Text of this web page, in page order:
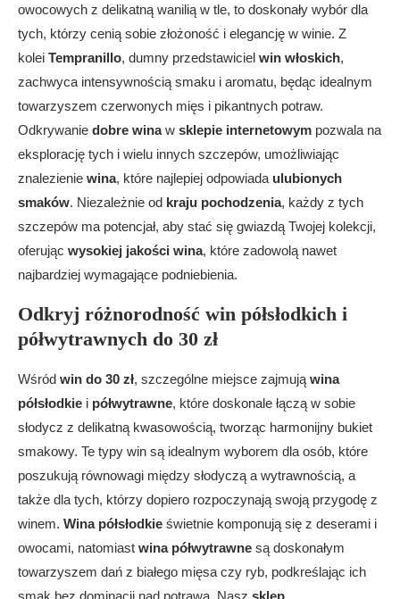
owocowych z delikatną wanilią w tle, to doskonały wybór dla
tych, którzy cenią sobie złożoność i elegancję w winie. Z
kolei Tempranillo, dumny przedstawiciel win włoskich,
zachwyca intensywnością smaku i aromatu, będąc idealnym
towarzyszem czerwonych mięs i pikantnych potraw.
Odkrywanie dobre winaw sklepie internetowym pozwala na
eksplorację tych i wielu innych szczepów, umożliwiając
znalezienie wina, które najlepiej odpowiada ulubionych
smaków. Niezależnie od kraju pochodzenia, każdy z tych
szczepów ma potencjał, aby stać się gwiazdą Twojej kolekcji,
oferując wysokiej jakości wina, które zadowolą nawet
najbardziej wymagające podniebienia.
Odkryj różnorodność win półsłodkich i
półwytrawnych do 30 zł
Wśród win do 30 zł, szczególne miejsce zajmują wina
półsłodkie i półwytrawne, które doskonale łączą w sobie
słodycz z delikatną kwasowością, tworząc harmonijny bukiet
smakowy. Te typy win są idealnym wyborem dla osób, które
poszukują równowagi między słodyczą a wytrawnością, a
także dla tych, którzy dopiero rozpoczynają swoją przygodę z
winem. Wina półsłodkie świetnie komponują się z deserami i
owocami, natomiast wina półwytrawne są doskonałym
towarzyszem dań z białego mięsa czy ryb, podkreślając ich
smak bez dominacji nad potrawą. Nasz sklep